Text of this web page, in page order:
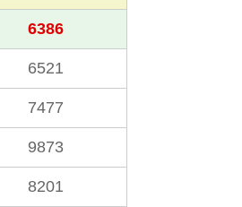
6386
6521
7477
9873
8201